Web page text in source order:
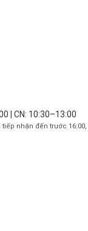
| CN: 10:30–13:00
nhận đến trước 16:00,